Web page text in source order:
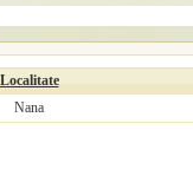
Localitate
Nana